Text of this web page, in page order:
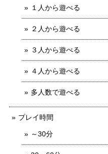
１人から遊べる
２人から遊べる
３人から遊べる
４人から遊べる
多人数で遊べる
プレイ時間
～30分